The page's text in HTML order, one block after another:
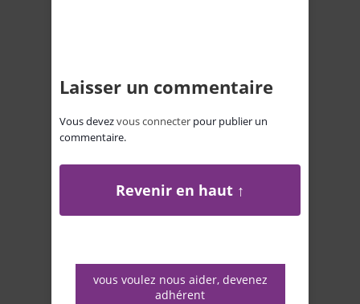
Laisser un commentaire
Vous devezvous connecter pour publier un
commentaire.
Revenir en haut ↑
vous voulez nous aider, devenez
adhérent